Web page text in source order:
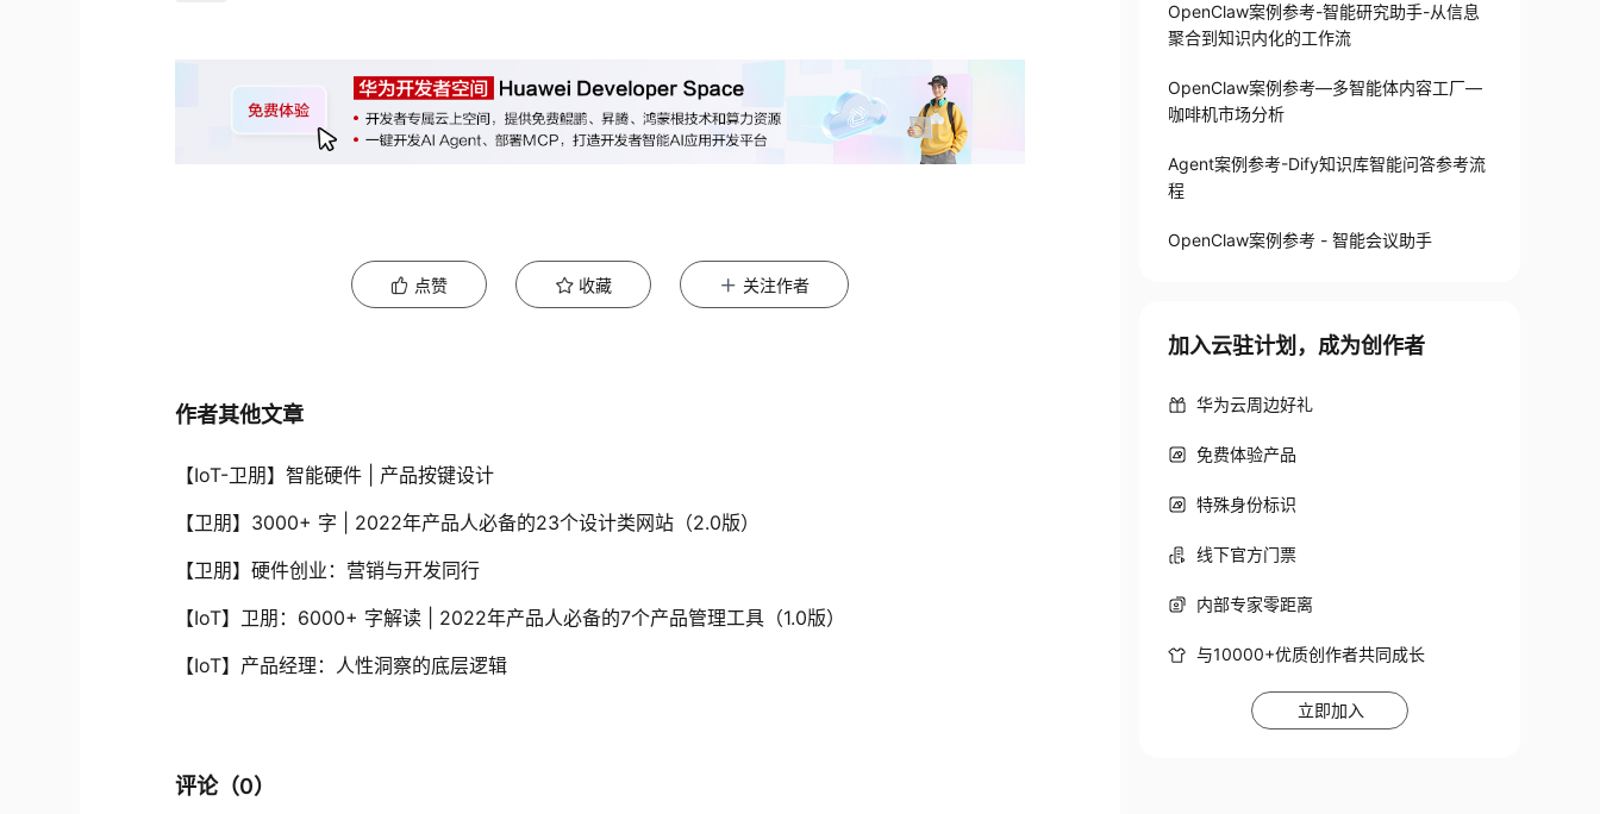
点赞 收藏 关注作者
作者其他文章
【IoT-卫朋】智能硬件 | 产品按键设计
【卫朋】3000+ 字 | 2022年产品人必备的23个设计类网站（2.0版）
【卫朋】硬件创业：营销与开发同行
【IoT】卫朋：6000+ 字解读 | 2022年产品人必备的7个产品管理工具（1.0版）
【IoT】产品经理：人性洞察的底层逻辑
评论（0）
OpenClaw案例参考-智能研究助手-从信息
聚合到知识内化的工作流
OpenClaw案例参考—多智能体内容工厂—
咖啡机市场分析
Agent案例参考-Dify知识库智能问答参考流
程
OpenClaw案例参考 - 智能会议助手
加入云驻计划，成为创作者
华为云周边好礼
免费体验产品
特殊身份标识
线下官方门票
内部专家零距离
与10000+优质创作者共同成长
立即加入